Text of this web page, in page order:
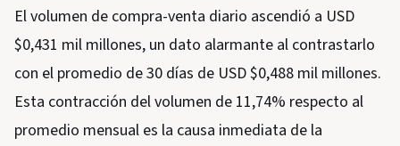
El volumen de compra-venta diario ascendió a USD
$0,431 mil millones, un dato alarmante al contrastarlo
con el promedio de 30 días de USD $0,488 mil millones.
Esta contracción del volumen de 11,74% respecto al
promedio mensual es la causa inmediata de la